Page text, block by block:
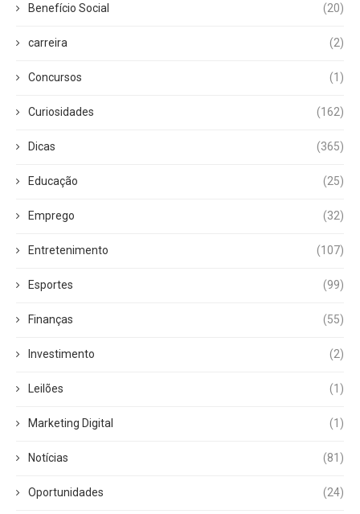
Benefício Social (20)
carreira (2)
Concursos (1)
Curiosidades (162)
Dicas (365)
Educação (25)
Emprego (32)
Entretenimento (107)
Esportes (99)
Finanças (55)
Investimento (2)
Leilões (1)
Marketing Digital (1)
Notícias (81)
Oportunidades (24)